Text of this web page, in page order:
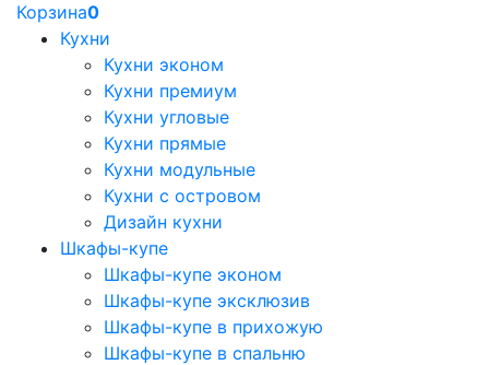
Корзина0
Кухни
Кухни эконом
Кухни премиум
Кухни угловые
Кухни прямые
Кухни модульные
Кухни с островом
Дизайн кухни
Шкафы-купе
Шкафы-купе эконом
Шкафы-купе эксклюзив
Шкафы-купе в прихожую
Шкафы-купе в спальню